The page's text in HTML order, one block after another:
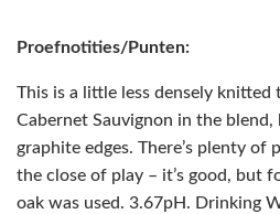
Proefnotities/Punten:
This is a little less densely knitted
Cabernet Sauvignon in the
graphite edges. There’s plenty
the close of play – it’s good, but
oak was used. 3.67pH. Drinking